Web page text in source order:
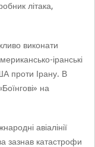
літака,
виконати
іранські
проти Ірану. В
на
авіалінії
зазнав катастрофи